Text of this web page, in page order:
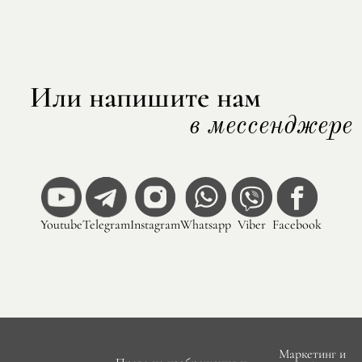
Или напишите нам
в мессенджере
YoutubeTelegramInstagramWhatsapp Viber Facebook
Маркетинг и